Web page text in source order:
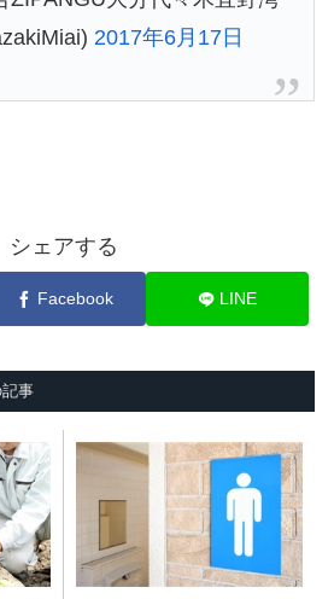
2017年6月17日
シェアする
Facebook LINE
事